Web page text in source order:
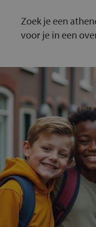
Zoek je een
voor je in een